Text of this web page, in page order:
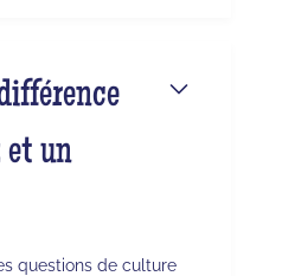
et un
questions de culture